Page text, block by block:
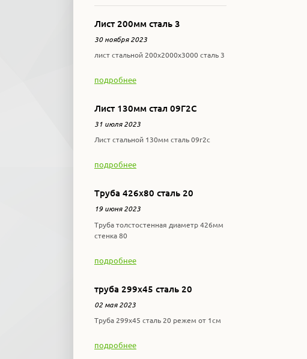
Лист 200мм сталь 3
30 ноября 2023
лист стальной 200х2000х3000 сталь 3
подробнее
Лист 130мм стал 09Г2С
31 июля 2023
Лист стальной 130мм сталь 09г2с
подробнее
Труба 426х80 сталь 20
19 июня 2023
Труба толстостенная диаметр 426мм
стенка 80
подробнее
труба 299х45 сталь 20
02 мая 2023
Труба 299х45 сталь 20 режем от 1см
подробнее